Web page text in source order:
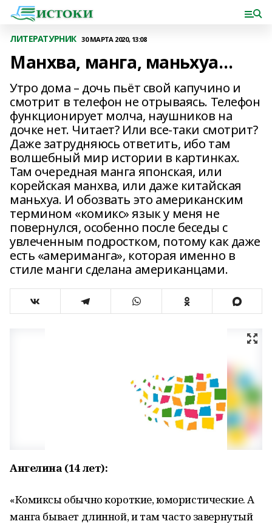
ЛИТЕРАТУРНИК 30 МАРТА 2020, 13:08
Манхва, манга, маньхуа…
Утро дома – дочь пьёт свой капучино и
смотрит в телефон не отрываясь. Телефон
функционирует молча, наушников на
дочке нет. Читает? Или все-таки смотрит?
Даже затрудняюсь ответить, ибо там
волшебный мир истории в картинках.
Там очередная манга японская, или
корейская манхва, или даже китайская
маньхуа. И обозвать это американским
термином «комикс» язык у меня не
повернулся, особенно после беседы с
увлеченным подростком, потому как даже
есть «америманга», которая именно в
стиле манги сделана американцами.
Ангелина (14 лет):
«Комиксы обычно короткие, юмористические. А
манга бывает длинной, и там часто завернутый